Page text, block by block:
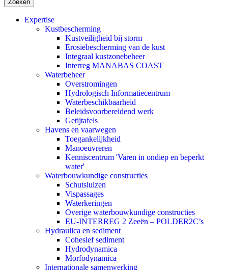
Expertise
Kustbescherming
Kustveiligheid bij storm
Erosiebescherming van de kust
Integraal kustzonebeheer
Interreg MANABAS COAST
Waterbeheer
Overstromingen
Hydrologisch Informatiecentrum
Waterbeschikbaarheid
Beleidsvoorbereidend werk
Getijtafels
Havens en vaarwegen
Toegankelijkheid
Manoeuvreren
Kenniscentrum 'Varen in ondiep en beperkt
water'
Waterbouwkundige constructies
Schutsluizen
Vispassages
Waterkeringen
Overige waterbouwkundige constructies
EU-INTERREG 2 Zeeën – POLDER2C’s
Hydraulica en sediment
Cohesief sediment
Hydrodynamica
Morfodynamica
Internationale samenwerking